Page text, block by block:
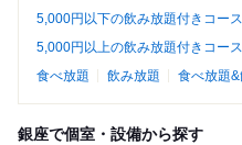
5,000円以下の飲み放題付きコース
5,000円以上の飲み放題付きコース
食べ放題
飲み放題 食べ放題
銀座で個室・設備から探す